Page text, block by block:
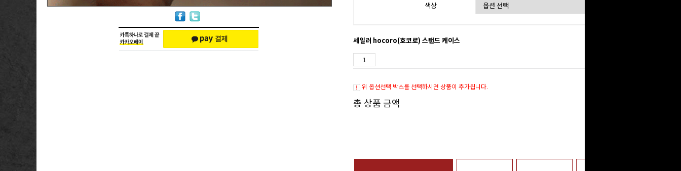
색상
세일러 hocoro(호코로) 스탠드 케이스
위 옵션선택 박스를 선택하시면 상품이 추가됩니다.
총 상품 금액